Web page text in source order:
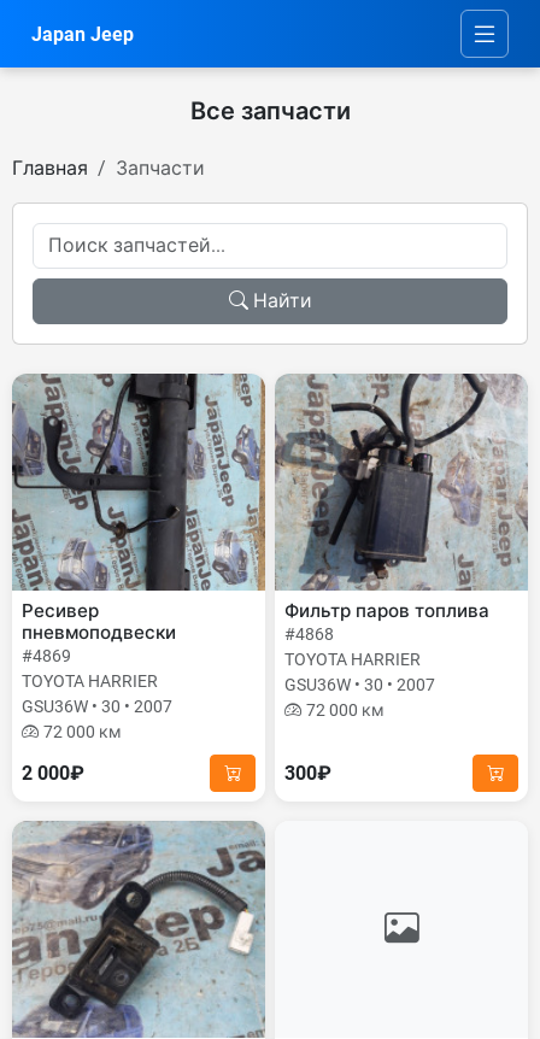
Japan Jeep
Все запчасти
Главная Запчасти
Найти
Ресивер
пневмоподвески
#4869
TOYOTA HARRIER
GSU36W • 30 • 2007
72 000 км
2 000₽
Фильтр паров топлива
#4868
TOYOTA HARRIER
GSU36W • 30 • 2007
72 000 км
300₽